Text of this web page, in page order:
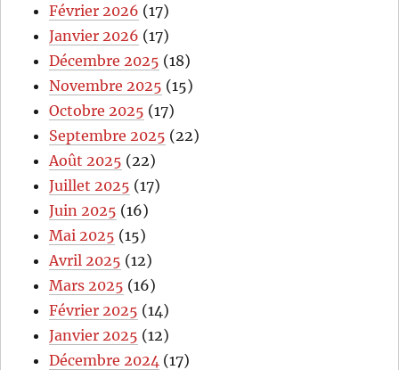
Février 2026 (17)
Janvier 2026 (17)
Décembre 2025 (18)
Novembre 2025 (15)
Octobre 2025 (17)
Septembre 2025 (22)
Août 2025 (22)
Juillet 2025 (17)
Juin 2025 (16)
Mai 2025 (15)
Avril 2025 (12)
Mars 2025 (16)
Février 2025 (14)
Janvier 2025 (12)
Décembre 2024 (17)